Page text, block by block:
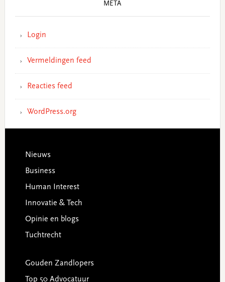
META
Login
Vermeldingen feed
Reacties feed
WordPress.org
Footer
Nieuws
Business
Human Interest
Innovatie & Tech
Opinie en blogs
Tuchtrecht
Gouden Zandlopers
Top 50 Advocatuur